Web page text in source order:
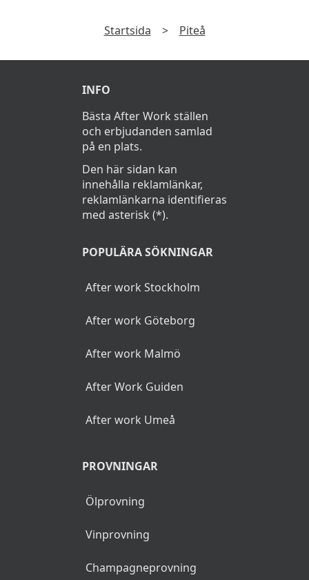
Startsida > Piteå
INFO
Bästa After Work ställen
och erbjudanden samlad
på en plats.
Den här sidan kan
innehålla reklamlänkar,
reklamlänkarna identifieras
med asterisk (*).
POPULÄRA SÖKNINGAR
After work Stockholm
After work Göteborg
After work Malmö
After Work Guiden
After work Umeå
PROVNINGAR
Ölprovning
Vinprovning
Champagneprovning